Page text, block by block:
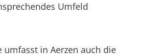
Umfeld
umfasst in Aerzen auch die